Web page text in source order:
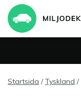
Startsida /Tyskland /